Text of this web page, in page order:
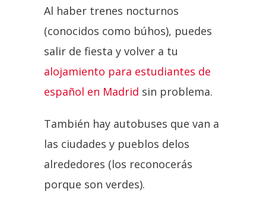
Al haber trenes nocturnos
(conocidos como búhos), puedes
salir de fiesta y volver a tu
alojamiento para estudiantes de
español en Madrid sin problema.
También hay autobuses que van a
las ciudades y pueblos delos
alrededores (los reconocerás
porque son verdes).